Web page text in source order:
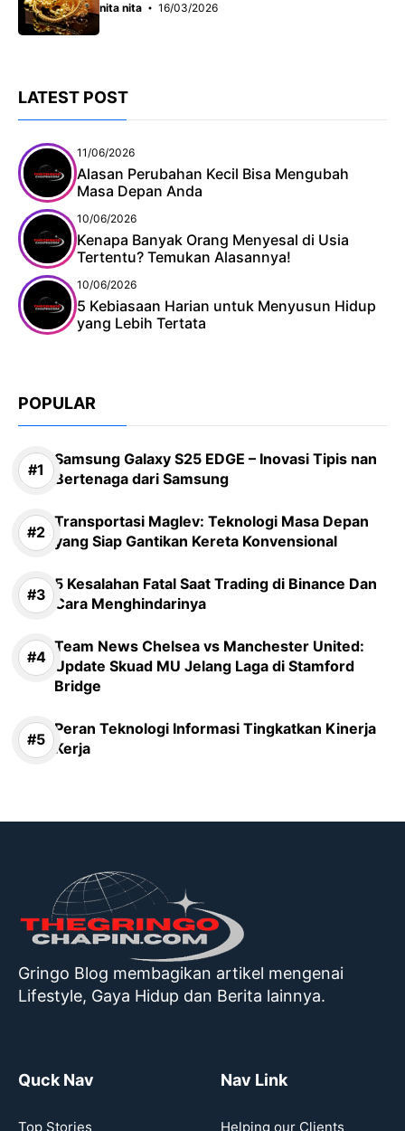
nita nita 16/03/2026
LATEST POST
11/06/2026
Alasan Perubahan Kecil Bisa Mengubah
Masa Depan Anda
10/06/2026
Kenapa Banyak Orang Menyesal di Usia
Tertentu? Temukan Alasannya!
10/06/2026
5 Kebiasaan Harian untuk Menyusun Hidup
yang Lebih Tertata
POPULAR
Samsung Galaxy S25 EDGE – Inovasi Tipis nan
Bertenaga dari Samsung
Transportasi Maglev: Teknologi Masa Depan
yang Siap Gantikan Kereta Konvensional
5 Kesalahan Fatal Saat Trading di Binance Dan
Cara Menghindarinya
Team News Chelsea vs Manchester United:
Update Skuad MU Jelang Laga di Stamford
Bridge
Peran Teknologi Informasi Tingkatkan Kinerja
Kerja
Gringo Blog membagikan artikel mengenai
Lifestyle, Gaya Hidup dan Berita lainnya.
Quck Nav
Top Stories
Nav Link
Helping our Clients